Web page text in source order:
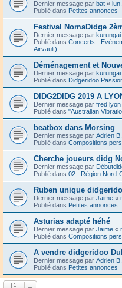
Dernier message par bat «
Publié dans Petites annonces
Festival NomaDidge
Dernier message par kurungai
Publié dans Concerts -
Airvault)
Déménagement et
Dernier message par kurungai
Publié dans Didgeridoo
DIDG2DIDG 2019 A
Dernier message par fred lyon
Publié dans "Australian
beatbox dans Morsing
Dernier message par Adrien B.
Publié dans Compositions
Cherche joueurs didg
Dernier message par
Publié dans 02 : Région Nord-
Ruben unique
Dernier message par Jaime «
Publié dans Petites annonces
Asturias adapté héhé
Dernier message par Jaime «
Publié dans Compositions
A vendre didgeridoo
Dernier message par Adrien B.
Publié dans Petites annonces